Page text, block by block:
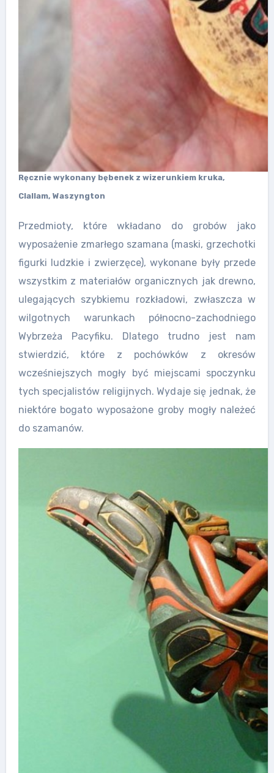
Ręcznie wykonany bębenek z wizerunkiem kruka,
Clallam, Waszyngton
Przedmioty, które wkładano do grobów jako
wyposażenie zmarłego szamana (maski, grzechotki
figurki ludzkie i zwierzęce), wykonane były przede
wszystkim z materiałów organicznych jak drewno,
ulegających szybkiemu rozkładowi, zwłaszcza w
wilgotnych warunkach północno-zachodniego
Wybrzeża Pacyfiku. Dlatego trudno jest nam
stwierdzić, które z pochówków z okresów
wcześniejszych mogły być miejscami spoczynku
tych specjalistów religijnych. Wydaje się jednak, że
niektóre bogato wyposażone groby mogły należeć
do szamanów.